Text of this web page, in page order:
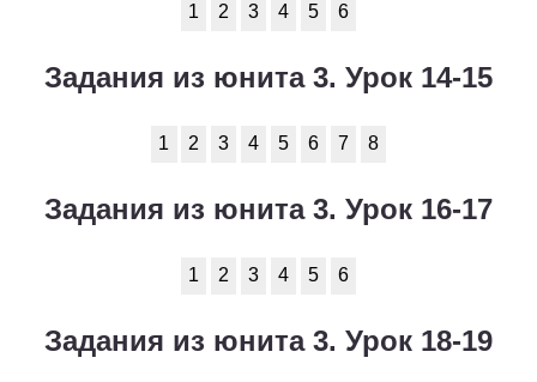
1 2 3 4 5 6
Задания из юнита 3. Урок 14-15
1 2 3 4 5 6 7 8
Задания из юнита 3. Урок 16-17
1 2 3 4 5 6
Задания из юнита 3. Урок 18-19